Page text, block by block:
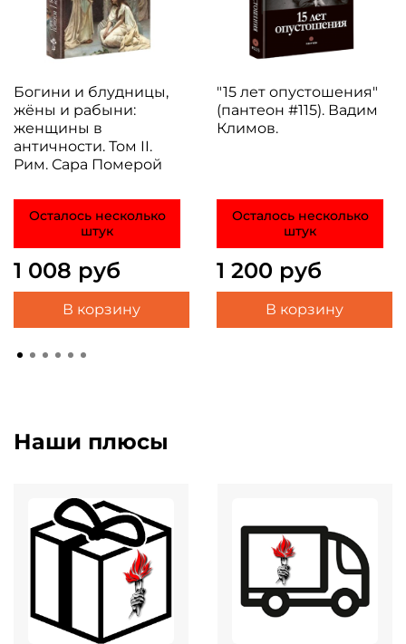
Богини и блудницы,
жёны и рабыни:
женщины в
античности. Том II.
Рим. Сара Померой
Осталось несколько
штук
1 008 руб
В корзину
"15 лет опустошения"
(пантеон #115). Вадим
Климов.
Осталось несколько
штук
1 200 руб
В корзину
Наши плюсы